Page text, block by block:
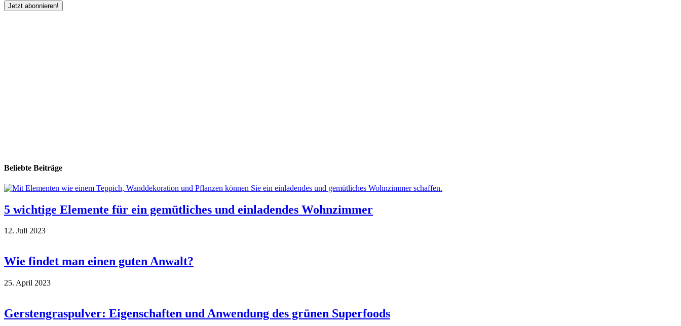
Beliebte Beiträge
5 wichtige Elemente für ein gemütliches und einladendes Wohnzimmer
12. Juli 2023
Wie findet man einen guten Anwalt?
25. April 2023
Gerstengraspulver: Eigenschaften und Anwendung des grünen Superfoods